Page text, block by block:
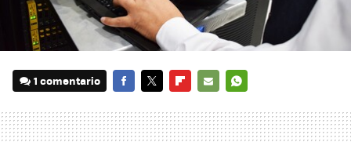
1 comentario
MAIL